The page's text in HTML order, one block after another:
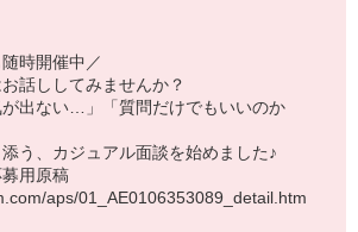
時開催中／
話ししてみませんか？
が出ない…」「質問だけでもいいのか
う、カジュアル面談を始めました♪
用原稿
aps/01_AE0106353089_detail.htm